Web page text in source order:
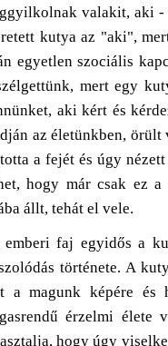
valakit, aki -
kutya az "aki",
egyetlen szociális
mert egy
aki kért és
az életünkben,
a fejét és úgy
hogy már csak ez
állt, tehát el vele.
faj egyidős a
története. A
a magunk képére és
érzelmi
hogy úgy